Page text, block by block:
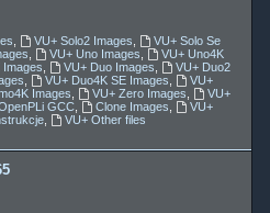
VU+ Solo2 Images
VU+ Solo Se
VU+ Uno Images
VU+ Uno4K
Images VU+ Duo Images
VU+ Duo2
VU+ Duo4K SE Images
VU+
Images VU+ Zero Images
VU+
GCC, Clone Images
VU+
,
VU+ Other files